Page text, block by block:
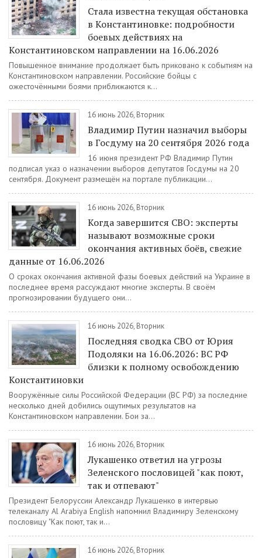
Стала известна текущая обстановка
в Константиновке: подробности
боевых действиях на
Константиновском направлении на 16.06.2026
Повышенное внимание продолжает быть приковано к событиям на
Константиновском направлении. Российские бойцы с
ожесточёнными боями приближаются к...
16 июнь 2026, Вторник
Владимир Путин назначил выборы
в Госдуму на 20 сентября 2026 года
16 июня президент РФ Владимир Путин
подписал указ о назначении выборов депутатов Госдумы на 20
сентября. Документ размещён на портале публикации...
16 июнь 2026, Вторник
Когда завершится СВО: эксперты
называют возможные сроки
окончания активных боёв, свежие
данные от 16.06.2026
О сроках окончания активной фазы боевых действий на Украине в
последнее время рассуждают многие эксперты. В своём
прогнозировании будущего они...
16 июнь 2026, Вторник
Последняя сводка СВО от Юрия
Подоляки на 16.06.2026: ВС РФ
близки к полному освобождению
Константиновки
Вооружённые силы Российской Федерации (ВС РФ) за последние
несколько дней добились ощутимых результатов на
Константиновском направлении. Бои за...
16 июнь 2026, Вторник
Лукашенко ответил на угрозы
Зеленского пословицей "как поют,
так и отпевают"
Президент Белоруссии Александр Лукашенко в интервью
телеканалу Al Arabiya English напомнил Владимиру Зеленскому
пословицу "Как поют, так и...
16 июнь 2026, Вторник